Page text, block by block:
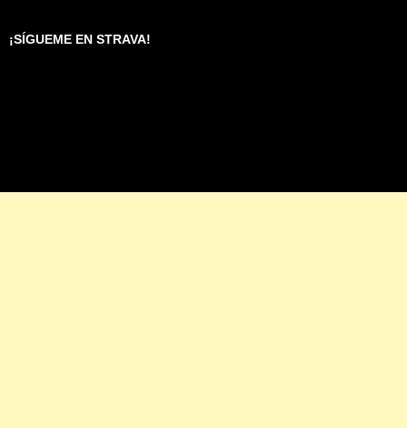
¡SÍGUEME EN STRAVA!